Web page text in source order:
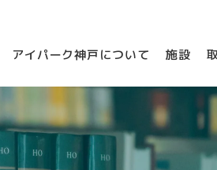
アイパーク神戸について 施設